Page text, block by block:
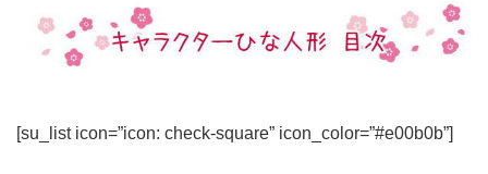
[su_list icon=”icon: check-square” icon_color=”#e00b0b”]